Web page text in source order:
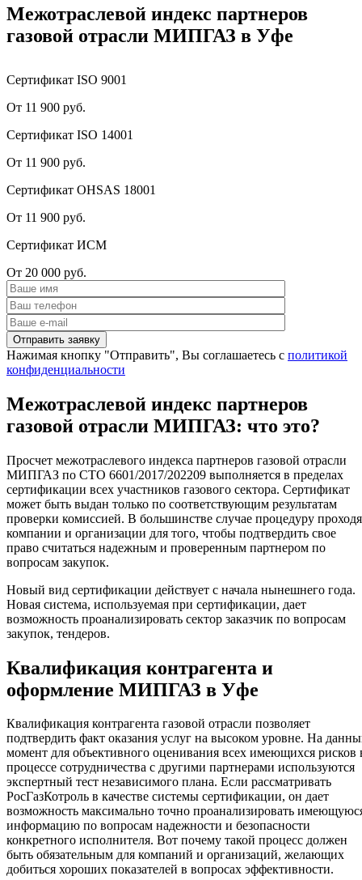
Межотраслевой индекс партнеров
газовой отрасли МИПГАЗ в Уфе
Сертификат ISO 9001
От 11 900 руб.
Сертификат ISO 14001
От 11 900 руб.
Сертификат OHSAS 18001
От 11 900 руб.
Сертификат ИСМ
От 20 000 руб.
Нажимая кнопку "Отправить", Вы соглашаетесь с политикой
конфиденциальности
Межотраслевой индекс партнеров
газовой отрасли МИПГАЗ: что это?
Просчет межотраслевого индекса партнеров газовой отрасли
МИПГАЗ по СТО 6601/2017/202209 выполняется в пределах
сертификации всех участников газового сектора. Сертификат
может быть выдан только по соответствующим результатам
проверки комиссией. В большинстве случае процедуру
компании и организации для того, чтобы подтвердить свое
право считаться надежным и проверенным партнером по
вопросам закупок.
Новый вид сертификации действует с начала нынешнего года.
Новая система, используемая при сертификации, дает
возможность проанализировать сектор заказчик по вопросам
закупок, тендеров.
Квалификация контрагента и
оформление МИПГАЗ в Уфе
Квалификация контрагента газовой отрасли позволяет
подтвердить факт оказания услуг на высоком уровне. На
момент для объективного оценивания всех имеющихся рисков
процессе сотрудничества с другими партнерами используются
экспертный тест независимого плана. Если рассматривать
РосГазКотроль в качестве системы сертификации, он дает
возможность максимально точно проанализировать
информацию по вопросам надежности и безопасности
конкретного исполнителя. Вот почему такой процесс должен
быть обязательным для компаний и организаций, желающих
добиться хороших показателей в вопросах эффективности.